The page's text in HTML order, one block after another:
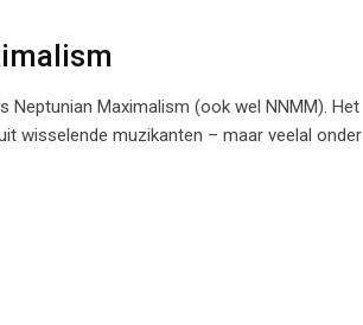
Neptunian Maximalism (ook wel NNMM). Het
wisselende muzikanten – maar veelal onder